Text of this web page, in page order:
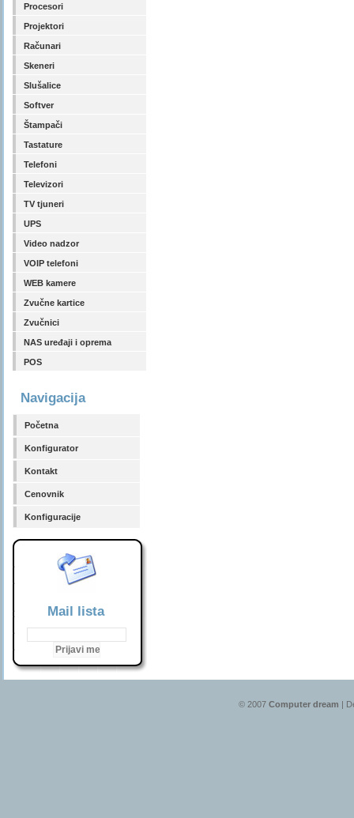
Procesori
Projektori
Računari
Skeneri
Slušalice
Softver
Štampači
Tastature
Telefoni
Televizori
TV tjuneri
UPS
Video nadzor
VOIP telefoni
WEB kamere
Zvučne kartice
Zvučnici
NAS uređaji i oprema
POS
Navigacija
Početna
Konfigurator
Kontakt
Cenovnik
Konfiguracije
Mail lista
© 2007 Computer dream |